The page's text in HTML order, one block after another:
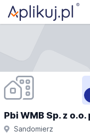
Pbi WMB Sp. z o.o.
Sandomierz